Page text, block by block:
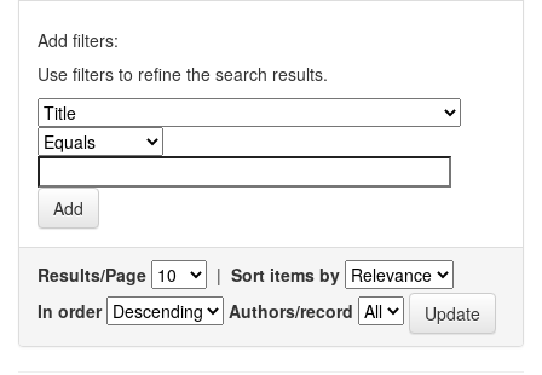
Add filters:
Use filters to refine the search results.
Results/Page | Sort items by
In order
Authors/record